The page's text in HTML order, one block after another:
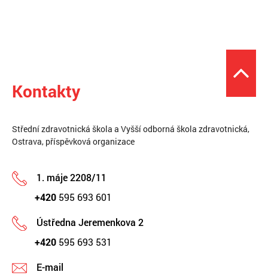
Kontakty
Střední zdravotnická škola a Vyšší odborná škola zdravotnická,
Ostrava, příspěvková organizace
1. máje 2208/11
+420 595 693 601
Ústředna Jeremenkova 2
+420 595 693 531
E-mail